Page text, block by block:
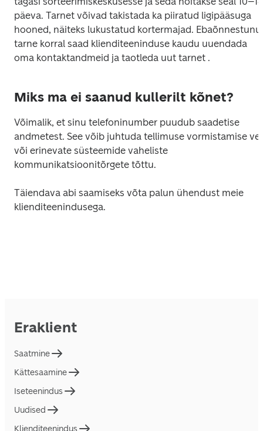
päeva. Tarnet võivad takistada ka piiratud ligipääsuga
hooned, näiteks lukustatud kortermajad.
tarne korral saad klienditeeninduse kaudu uuendada
oma kontaktandmeid ja taotleda uut tarnet .
Miks ma ei saanud kullerilt kõnet?
Võimalik, et sinu telefoninumber puudub saadetise
andmetest. See võib juhtuda tellimuse vormistamise
või erinevate süsteemide vaheliste
kommunikatsioonitõrgete tõttu.
Täiendava abi saamiseks võta palun ühendust meie
klienditeenindusega.
Eraklient
Saatmine
Kättesaamine
Iseteenindus
Uudised
Klienditeenindus